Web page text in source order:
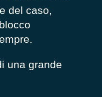
del caso,
una grande